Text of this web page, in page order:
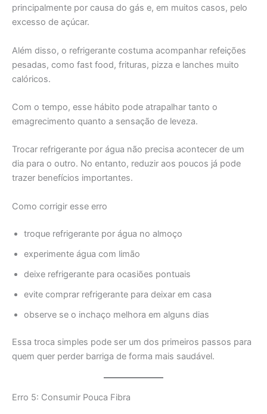
principalmente por causa do gás e, em muitos casos, pelo
excesso de açúcar.
Além disso, o refrigerante costuma acompanhar refeições
pesadas, como fast food, frituras, pizza e lanches muito
calóricos.
Com o tempo, esse hábito pode atrapalhar tanto o
emagrecimento quanto a sensação de leveza.
Trocar refrigerante por água não precisa acontecer de um
dia para o outro. No entanto, reduzir aos poucos já pode
trazer benefícios importantes.
Como corrigir esse erro
troque refrigerante por água no almoço
experimente água com limão
deixe refrigerante para ocasiões pontuais
evite comprar refrigerante para deixar em casa
observe se o inchaço melhora em alguns dias
Essa troca simples pode ser um dos primeiros passos para
quem quer perder barriga de forma mais saudável.
Erro 5: Consumir Pouca Fibra